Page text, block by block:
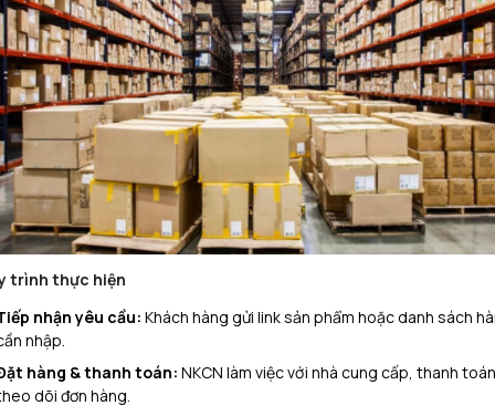
trình thực hiện
nhận yêu cầu: Khách hàng gửi link sản phẩm hoặc danh sách
nhập.
hàng & thanh toán: NKCN làm việc với nhà cung cấp, thanh
dõi đơn hàng.